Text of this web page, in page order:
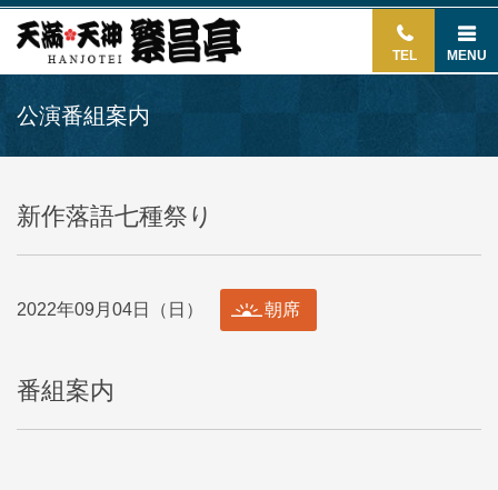
TEL MENU
公演番組案内
新作落語七種祭り
2022年09月04日（日） 朝席
番組案内